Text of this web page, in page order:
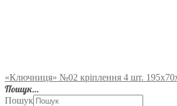
«Ключниця» №02 кріплення 4 шт.
Пошук…
Пошук